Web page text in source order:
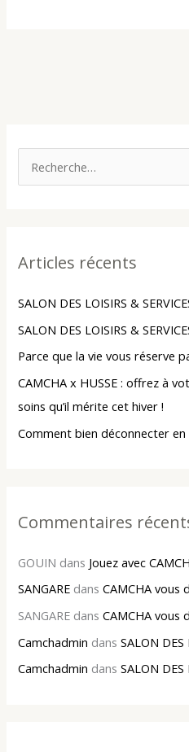
e
c
h
e
r
:
Articles récents
SALON DES LOISIRS &
SALON DES LOISIRS &
Parce que la vie vous réserve
CAMCHA x HUSSE : offrez à
soins qu’il mérite cet hiver !
Comment bien déconnecter en
Commentaires
GOUIN dans Jouez avec
SANGARE dansCAMCHA vous
SANGARE dansCAMCHA vous
Camchadmin dansSALON DES
Camchadmin dansSALON DES